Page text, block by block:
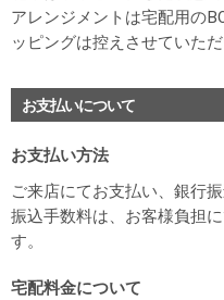
アレンジメントは宅配用の
ッピングは控えさせていただ
お支払いについて
お支払い方法
ご来店にてお支払い、銀行
振込手数料は、お客様負担
す。
宅配料金について